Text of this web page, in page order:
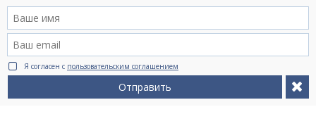
Видео Ruso.TV
BCN life
Сервис на немецком
Я согласен с пользовательским соглашением
Отправить